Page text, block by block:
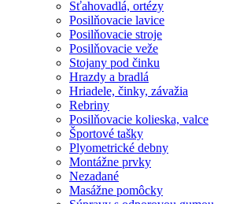
Sťahovadlá, ortézy
Posilňovacie lavice
Posilňovacie stroje
Posilňovacie veže
Stojany pod činku
Hrazdy a bradlá
Hriadele, činky, závažia
Rebriny
Posilňovacie kolieska, valce
Športové tašky
Plyometrické debny
Montážne prvky
Nezadané
Masážne pomôcky